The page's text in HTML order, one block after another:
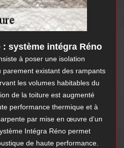
système intégra Réno
à poser une isolation
existant des rampants
les volumes habitables du
de la toiture est augmenté
performance thermique et à
par mise en œuvre d’un
Intégra Réno permet
de haute performance.